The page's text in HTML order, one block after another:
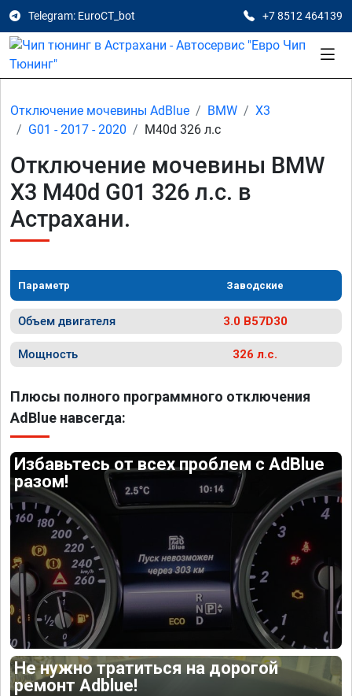
Telegram: EuroCT_bot +7 8512 464139
Отключение мочевины AdBlue BMW
X3
G01 - 2017 - 2020
M40d 326 л.с
Отключение мочевины BMW
X3 M40d G01 326 л.с. в
Астрахани.
Параметр Заводские
Объем двигателя 3.0 B57D30
Мощность 326 л.с.
Плюсы полного программного отключения
AdBlue навсегда:
Избавьтесь от всех проблем с AdBlue
разом!
Не нужно тратиться на дорогой
ремонт Adblue!